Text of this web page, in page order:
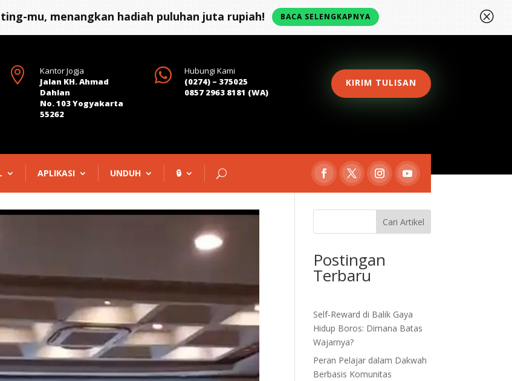
mu, menangkan hadiah puluhan juta rupiah! BACA SELENGKAPNYA Q

Kantor Jogja
Jalan KH. Ahmad
Dahlan
No. 103 Yogyakarta
55262

Hubungi Kami
(0274) – 375025
0857 2963 8181 (WA)
KIRIM TULISAN
APLIKASI UNDUH 🔒
Cari Artikel
Postingan
Terbaru
Self-Reward di Balik Gaya
Hidup Boros: Dimana Batas
Wajarnya?
Peran Pelajar dalam Dakwah
Berbasis Komunitas